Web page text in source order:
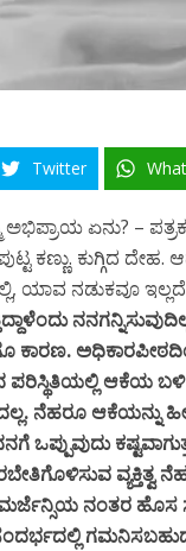
Twitter
ಏನು? –
ಕಣ್ಣು. ಕುಗ್ಗಿದ
ಯಾವ ನಡುಕವೂ ಇಲ್ಲದೆ
ಕಾರಣ.
ಪರಿಸ್ಥಿತಿಯಲ್ಲಿ ಆಕೆಯ
ಆಕೆಯನ್ನು ಹೀಗೆ
ನಂತರ ಹೊಸ